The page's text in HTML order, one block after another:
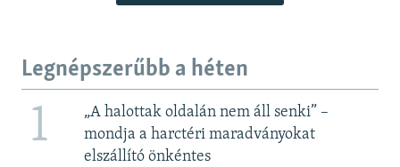
Legnépszerűbb a héten
1
„A halottak oldalán nem áll senki” –
mondja a harctéri maradványokat
elszállító önkéntes